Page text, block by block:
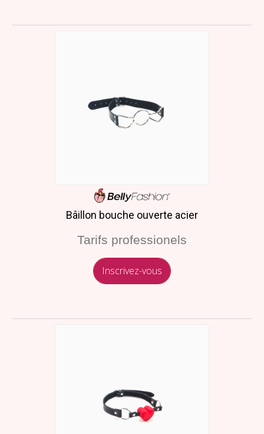
Bâillon bouche ouverte acier
Tarifs professionels
Inscrivez-vous